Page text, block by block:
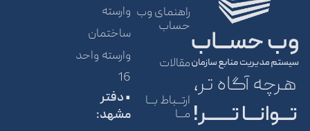
هرچه آگاه تر،
تـــوانـــا تـــــــر!
راهنمای وب
حساب
مقالات
ارتــباط بــا
مــا
وارسته
ساختمان
وارسته واحد
16
• دفتر
مشهد: